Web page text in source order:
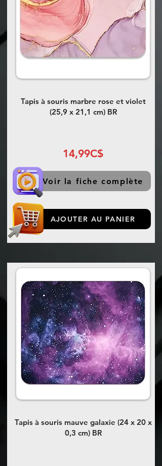
Tapis à souris marbre rose et violet
(25,9 x 21,1 cm) BR
14,99C$
Voir la fiche complète
AJOUTER AU PANIER
Tapis à souris mauve galaxie (24 x 20 x
0,3 cm) BR